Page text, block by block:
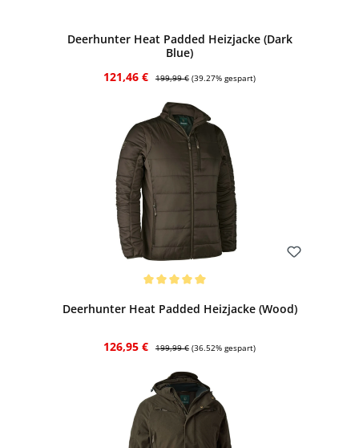
Deerhunter Heat Padded Heizjacke (Dark
Blue)
Verkaufspreis:
121,46 € Regulärer Preis:
199,99 € (39.27% gespart)
Deerhunter Heat Padded Heizjacke (Wood)
Verkaufspreis:
126,95 € Regulärer Preis:
199,99 € (36.52% gespart)